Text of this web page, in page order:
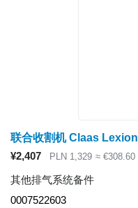
¥2,407 PLN 1,329 ≈ €308.60
其他排气系统备件
0007522603